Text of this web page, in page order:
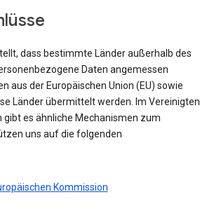
dass bestimmte Länder außerhalb des
Daten angemessen
aus der Europäischen Union (EU) sowie
Länder übermittelt werden. Im Vereinigten
gibt es ähnliche Mechanismen zum
uns auf die folgenden
Kommission